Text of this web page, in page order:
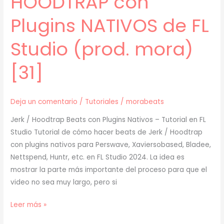
Plugins NATIVOS de FL
Studio (prod. mora)
[31]
Deja un comentario / Tutoriales /morabeats
Jerk / Hoodtrap Beats con Plugins Nativos – Tutorial en FL
Studio Tutorial de cómo hacer beats de Jerk / Hoodtrap
con plugins nativos para Perswave, Xaviersobased, Bladee,
Nettspend, Huntr, etc. en FL Studio 2024. La idea es
mostrar la parte más importante del proceso para que el
video no sea muy largo, pero si
[
Leer más »